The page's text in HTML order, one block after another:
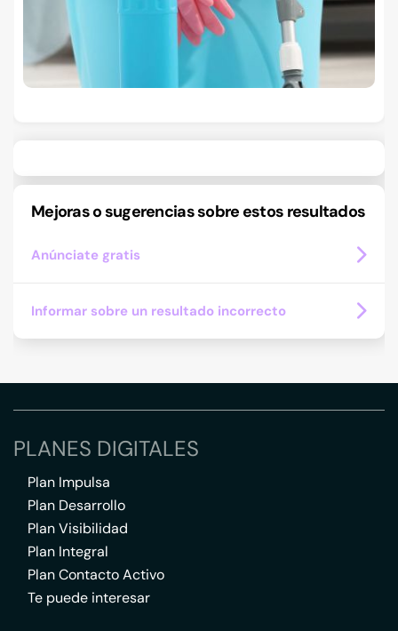
Mejoras o sugerencias sobre estos resultados
Anúnciate gratis
Informar sobre un resultado incorrecto
PLANES DIGITALES
Plan Impulsa
Plan Desarrollo
Plan Visibilidad
Plan Integral
Plan Contacto Activo
Te puede interesar